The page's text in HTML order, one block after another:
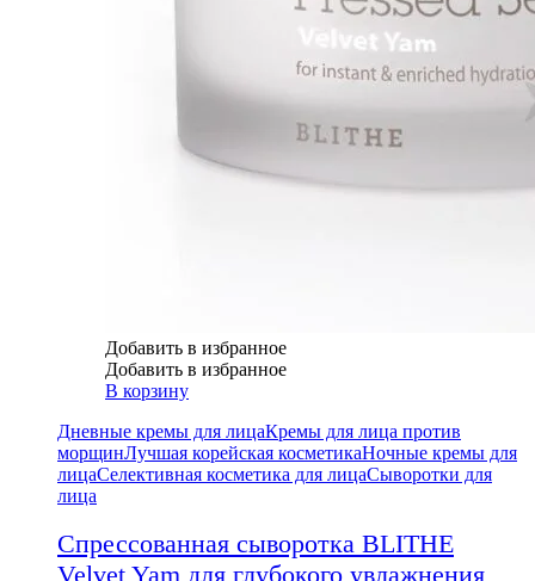
Добавить в избранное
Добавить в избранное
В корзину
Дневные кремы для лицаКремы для лица против
морщинЛучшая корейская косметикаНочные кремы для
лицаСелективная косметика для лицаСыворотки для
лица
Спрессованная сыворотка BLITHE
Velvet Yam для глубокого увлажнения